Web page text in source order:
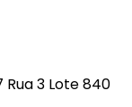
Rua 3 Lote 840